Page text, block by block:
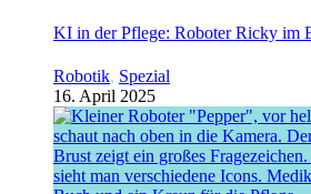
KI in der Pflege: Roboter Ricky im
Robotik, Spezial
16. April 2025